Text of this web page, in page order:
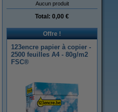
Aucun produit
Total: 0,00 €
Offre !
123encre papier à copier -
2500 feuilles A4 - 80g/m2
FSC®